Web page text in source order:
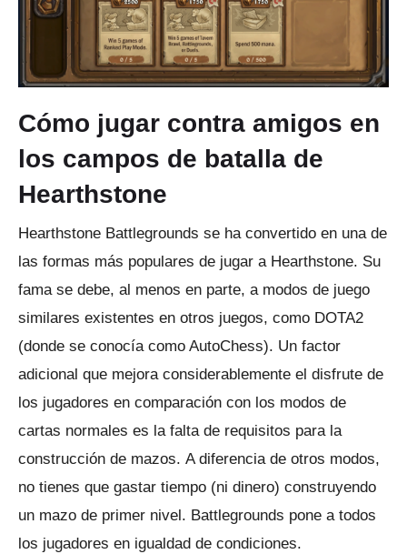
Cómo jugar contra amigos en
los campos de batalla de
Hearthstone
Hearthstone Battlegrounds se ha convertido en una de
las formas más populares de jugar a Hearthstone. Su
fama se debe, al menos en parte, a modos de juego
similares existentes en otros juegos, como DOTA2
(donde se conocía como AutoChess). Un factor
adicional que mejora considerablemente el disfrute de
los jugadores en comparación con los modos de
cartas normales es la falta de requisitos para la
construcción de mazos. A diferencia de otros modos,
no tienes que gastar tiempo (ni dinero) construyendo
un mazo de primer nivel. Battlegrounds pone a todos
los jugadores en igualdad de condiciones.